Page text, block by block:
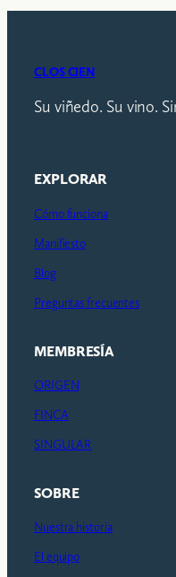
CLOS CIEN
Su viñedo. Su vino.
EXPLORAR
Cómo funciona
Manifiesto
Blog
Preguntas frecuentes
MEMBRESÍA
ORIGEN
FINCA
SINGULAR
SOBRE
Nuestra historia
El equipo